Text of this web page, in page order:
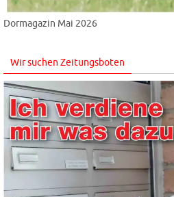
Dormagazin Mai 2026
Wir suchen Zeitungsboten